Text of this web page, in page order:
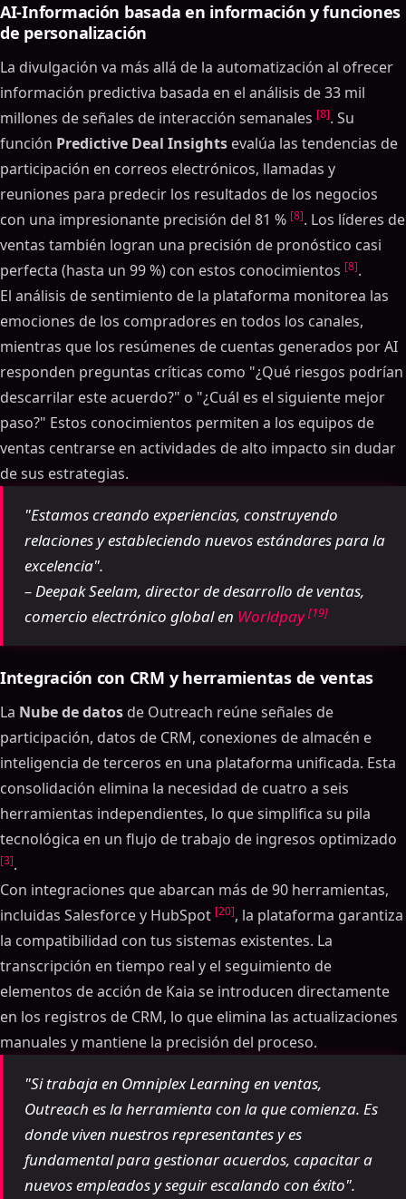
AI-Información basada en información y funciones
de personalización
La divulgación va más allá de la automatización al ofrecer
información predictiva basada en el análisis de 33 mil
millones de señales de interacción semanales [8]. Su
función Predictive Deal Insights evalúa las tendencias de
participación en correos electrónicos, llamadas y
reuniones para predecir los resultados de los negocios
con una impresionante precisión del 81 % [8]. Los líderes de
ventas también logran una precisión de pronóstico casi
perfecta (hasta un 99 %) con estos conocimientos [8].
El análisis de sentimiento de la plataforma monitorea las
emociones de los compradores en todos los canales,
mientras que los resúmenes de cuentas generados por AI
responden preguntas críticas como "¿Qué riesgos podrían
descarrilar este acuerdo?" o "¿Cuál es el siguiente mejor
paso?" Estos conocimientos permiten a los equipos de
ventas centrarse en actividades de alto impacto sin dudar
de sus estrategias.
"Estamos creando experiencias, construyendo
relaciones y estableciendo nuevos estándares para la
excelencia".
– Deepak Seelam, director de desarrollo de ventas,
comercio electrónico global en Worldpay [19]
Integración con CRM y herramientas de ventas
La Nube de datos de Outreach reúne señales de
participación, datos de CRM, conexiones de almacén e
inteligencia de terceros en una plataforma unificada. Esta
consolidación elimina la necesidad de cuatro a seis
herramientas independientes, lo que simplifica su pila
tecnológica en un flujo de trabajo de ingresos optimizado
[3].
Con integraciones que abarcan más de 90 herramientas,
incluidas Salesforce y HubSpot [20], la plataforma garantiza
la compatibilidad con tus sistemas existentes. La
transcripción en tiempo real y el seguimiento de
elementos de acción de Kaia se introducen directamente
en los registros de CRM, lo que elimina las actualizaciones
manuales y mantiene la precisión del proceso.
"Si trabaja en Omniplex Learning en ventas,
Outreach es la herramienta con la que comienza. Es
donde viven nuestros representantes y es
fundamental para gestionar acuerdos, capacitar a
nuevos empleados y seguir escalando con éxito".